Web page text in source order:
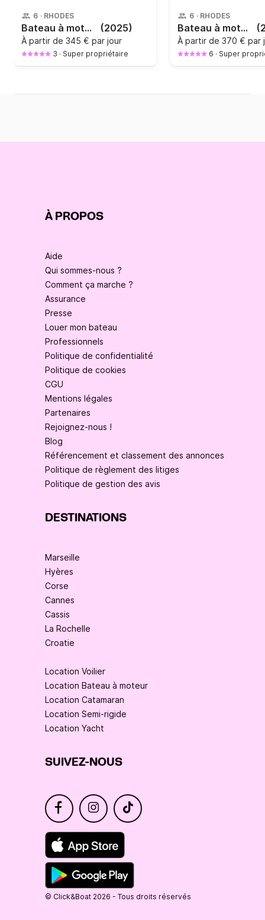
6 · RHODES
Bateau à moteur Karel Ithaca 550 50cv (2025)
À partir de 345 € par jour
3 · Super propriétaire
6 · RHODES
Bateau à moteur KLMarine compass 165c 30hp 30cv
À partir de 370 € par
6 · Super
À PROPOS
Aide
Qui sommes-nous ?
Comment ça marche ?
Assurance
Presse
Louer mon bateau
Professionnels
Politique de confidentialité
Politique de cookies
CGU
Mentions légales
Partenaires
Rejoignez-nous !
Blog
Référencement et classement des annonces
Politique de règlement des litiges
Politique de gestion des avis
DESTINATIONS
Marseille
Hyères
Corse
Cannes
Cassis
La Rochelle
Croatie
Location Voilier
Location Bateau à moteur
Location Catamaran
Location Semi-rigide
Location Yacht
SUIVEZ-NOUS
© Click&Boat 2026 - Tous droits réservés